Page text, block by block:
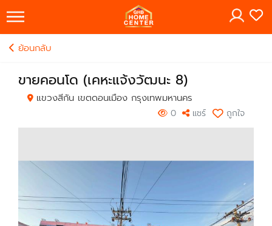
×
ย้อนกลับ
ขายคอนโด (เคหะแจ้งวัฒนะ 8)
แขวงสีกัน เขตดอนเมือง กรุงเทพมหานคร
0 แชร์ ถูกใจ